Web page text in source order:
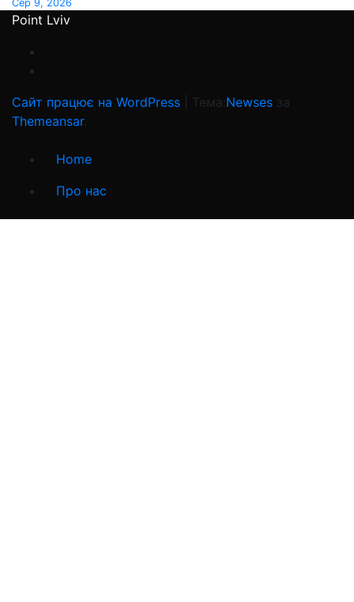
Сер 9, 2026
Point Lviv
Сайт працює на WordPress Тема:Newses за
Themeansar.
Home
Про нас